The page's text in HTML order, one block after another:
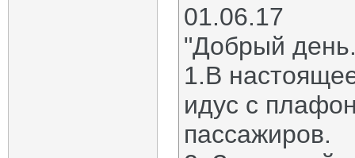
01.06.17
"Добрый
1.В
идус с
пассажиров.